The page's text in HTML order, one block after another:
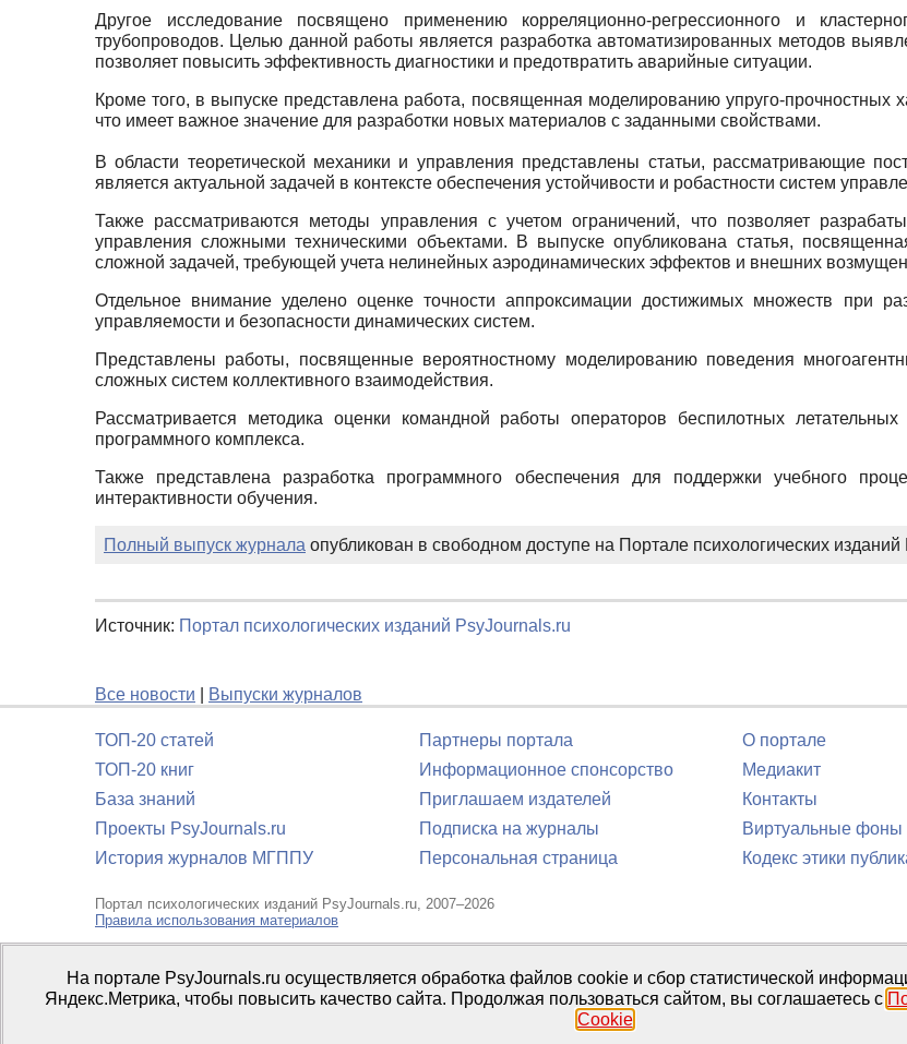
Другое исследование посвящено применению корреляционно-регрессионного и
трубопроводов. Целью данной работы является разработка автоматизированных методов
позволяет повысить эффективность диагностики и предотвратить аварийные ситуации.
Кроме того, в выпуске представлена работа, посвященная моделированию упруго-прочностных
что имеет важное значение для разработки новых материалов с заданными свойствами.
В области теоретической механики и управления представлены статьи, рассматривающие
является актуальной задачей в контексте обеспечения устойчивости и робастности систем
Также рассматриваются методы управления с учетом ограничений, что позволяет
управления сложными техническими объектами. В выпуске опубликована статья,
сложной задачей, требующей учета нелинейных аэродинамических эффектов и внешних
Отдельное внимание уделено оценке точности аппроксимации достижимых множеств при
управляемости и безопасности динамических систем.
Представлены работы, посвященные вероятностному моделированию поведения
сложных систем коллективного взаимодействия.
Рассматривается методика оценки командной работы операторов беспилотных
программного комплекса.
Также представлена разработка программного обеспечения для поддержки учебного
интерактивности обучения.
Полный выпуск журнала опубликован в свободном доступе на Портале психологических
Источник: Портал психологических изданий PsyJournals.ru
Все новости Выпуски журналов
ТОП-20 статей
ТОП-20 книг
База знаний
Проекты PsyJournals.ru
История журналов МГППУ
Партнеры портала
Информационное спонсорство
Приглашаем издателей
Подписка на журналы
Персональная страница
О портале
Медиакит
Контакты
Виртуальные фоны
Кодекс этики
Портал психологических изданий PsyJournals.ru, 2007–2026
Правила использования материалов
Свидетельство регистрации СМИЭл № ФС77-66447 от 14 июля 2016 г.
Издатель:ФГБОУ ВО МГППУ
На портале PsyJournals.ru осуществляется обработка файлов cookie и сбор статистической
Яндекс.Метрика, чтобы повысить качество сайта. Продолжая пользоваться сайтом, вы соглашаетесь с
Cookie.